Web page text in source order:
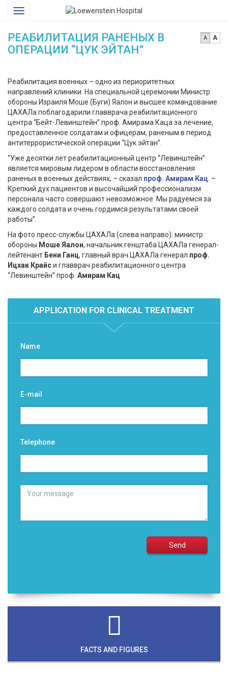
Toggle
Loewenstein
A A
РЕАБИЛИТАЦИЯ РАНЕНЫХ В
ОПЕРАЦИИ “ЦУК ЭЙТАН”
Реабилитация военных – одно из периоритетных
направлений клиники. На специальной церемонии Министр
обороны Израиля Моше (Буги) Яалон и высшее командование
ЦАХАЛа поблагодарили главврача реабилитационного
центра “Бейт-Левинштейн” проф. Амирама Каца за лечение,
предоставленное солдатам и офицерам, раненым в период
антитеррористической операции “Цук эйтан”.
“Уже десятки лет реабилитационный центр “Левинштейн”
является мировым лидером в области восстановления
раненых в военных действиях, – сказал проф. Амирам Кац. –
Крепкий дух пациентов и высочайший профессионализм
персонала часто совершают невозможное. Мы радуемся за
каждого солдата и очень гордимся результатами своей
работы”.
На фото пресс-службы ЦАХАЛа (слева направо): министр
обороны Моше Яалон, начальник генштаба ЦАХАЛа генерал-
лейтенант Бени Ганц, главный врач ЦАХАЛа генерал проф.
Ицхак Крайси главврач реабилитационного центра
“Левинштейн” проф. Амирам Кац
APPLICATION FOR CLINICAL TREATMENT
Name
E-mail
Telephone
FACTS AND FIGURES